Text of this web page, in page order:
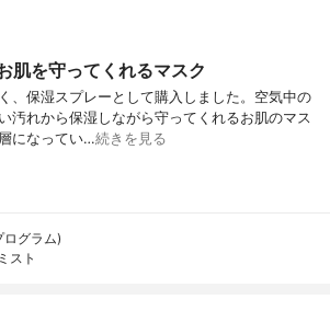
肌を守ってくれるマスク
、保湿スプレーとして購入しました。空気中の
汚れから保湿しながら守ってくれるお肌のマス
になってい…続きを見る
グラム)
スト